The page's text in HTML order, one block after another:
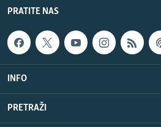
PRATITE NAS
INFO
PRETRAŽI